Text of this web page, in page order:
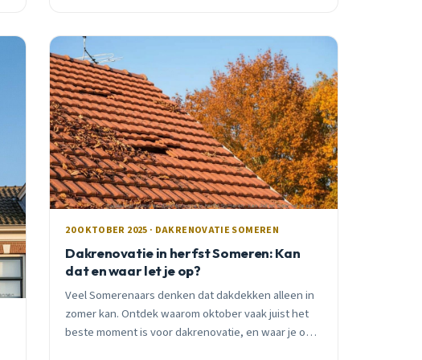
20 OKTOBER 2025 · DAKRENOVATIE SOMEREN
Dakrenovatie in herfst Someren: Kan
dat en waar let je op?
Veel Somerenaars denken dat dakdekken alleen in
zomer kan. Ontdek waarom oktober vaak juist het
beste moment is voor dakrenovatie, en waar je op